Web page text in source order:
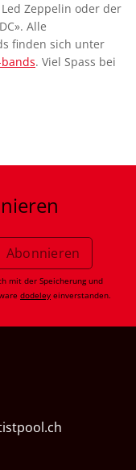
Zeppelin oder der
Alle
finden sich unter
. Viel Spass bei
mit der Speicherung und
dodeley einverstanden.